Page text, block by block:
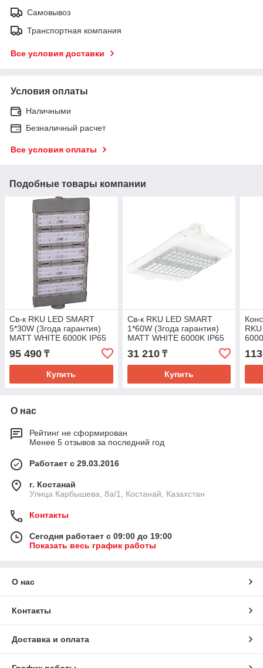
Самовывоз
Транспортная компания
Все условия доставки
Условия оплаты
Наличными
Безналичный расчет
Все условия оплаты
Подобные товары компании
Св-к RKU LED SMART
5*30W (3года гарантия)
MATT WHITE 6000K IP65
(TEKL-KZ)1sht
95 490 ₸
Купить
Св-к RKU LED SMART
1*60W (3года гарантия)
MATT WHITE 6000K IP65
(TEKL-KZ)1sht
31 210₸
Купить
О нас
Рейтинг не сформирован
Менее 5 отзывов за последний год
Работает с 29.03.2016
г. Костанай
Улица Карбышева, 8а/1, Костанай, Казахстан
Контакты
Сегодня работает с 09:00 до 19:00
Показать весь график работы
О нас
Контакты
Доставка и оплата